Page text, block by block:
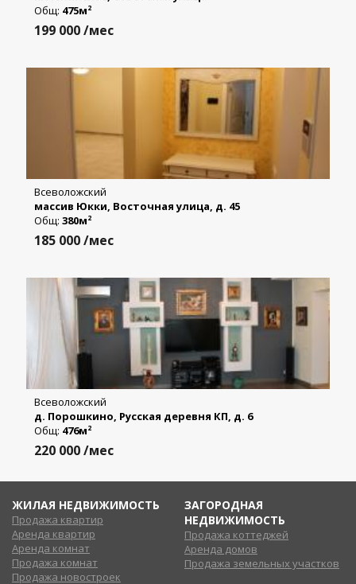
Общ: 475м2
199 000/мес
Всеволожский
массив Юкки, Восточная улица, д. 45
Общ: 380м2
185 000/мес
Всеволожский
д. Порошкино, Русская деревня КП, д. 6
Общ: 476м2
220 000/мес
ЖИЛАЯ НЕДВИЖИМОСТЬ
Продажа квартир
Аренда квартир
Аренда комнат
Продажа комнат
Продажа новостроек
ЗАГОРОДНАЯ
НЕДВИЖИМОСТЬ
Продажа коттеджей
Аренда домов
Продажа земельных участков